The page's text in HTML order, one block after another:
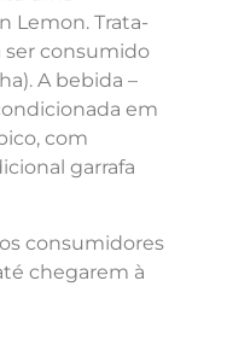
Lemon. Trata-
ser consumido
A bebida –
em
com
garrafa
consumidores
chegarem à